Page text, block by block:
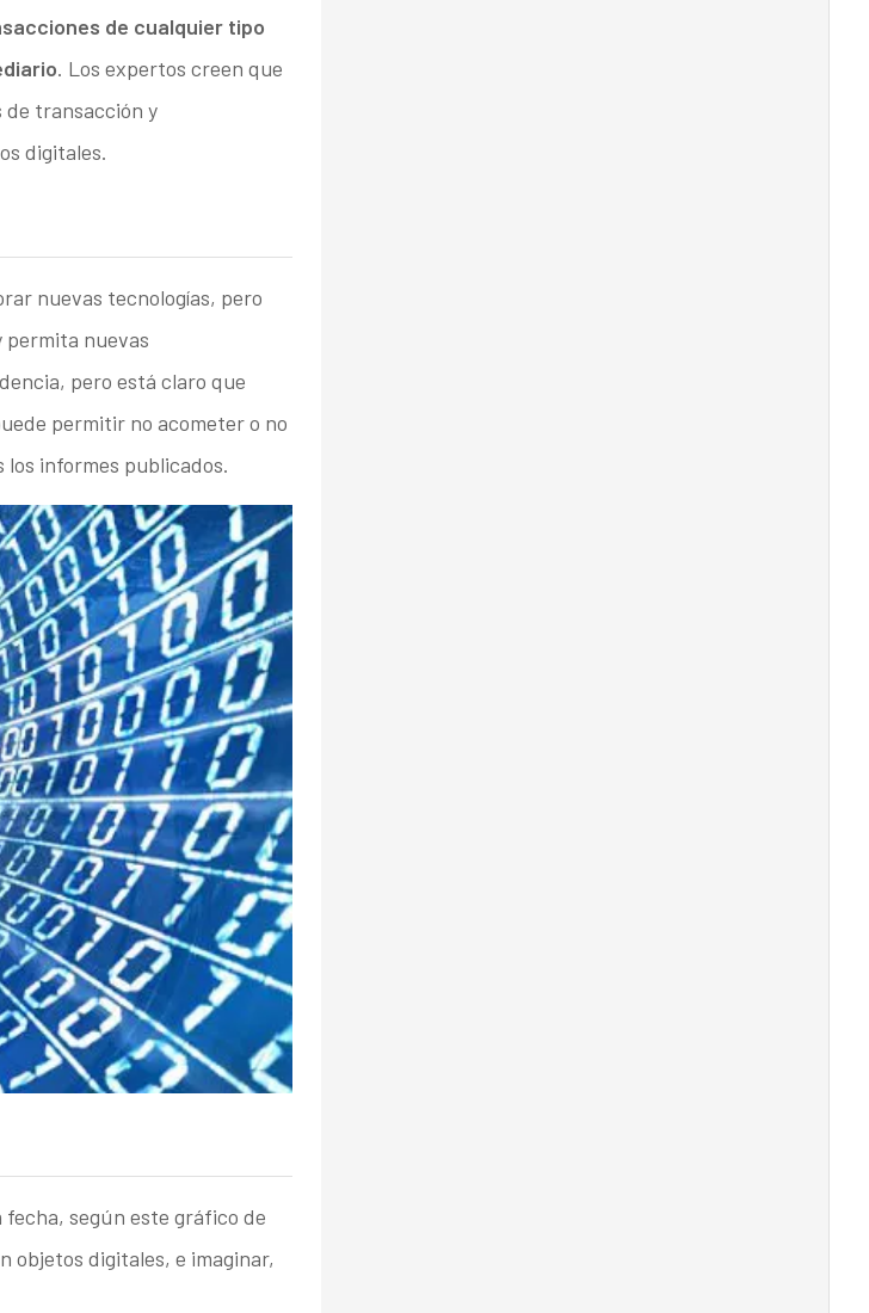
de cualquier tipo
. Los expertos creen que
de transacción y
digitales.
nuevas tecnologías, pero
permita nuevas
pero está claro que
permitir no acometer o no
informes publicados.
fecha, según este gráfico de
objetos digitales, e imaginar,